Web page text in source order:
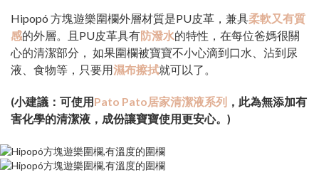
Hipopó 方塊遊樂圍欄外層材質是PU皮革，兼具柔軟又有質
感的外層。且PU皮革具有防潑水的特性，在每位爸媽很關
心的清潔部分， 如果圍欄被寶寶不小心滴到口水、沾到尿
液、食物等，只要用濕布擦拭就可以了。
(小建議：可使用 Pato Pato居家清潔液系列 ，此為無添加有
害化學的清潔液，成份讓寶寶使用更安心。)